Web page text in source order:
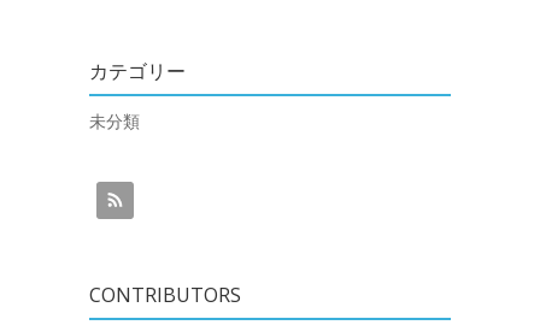
カテゴリー
未分類
CONTRIBUTORS